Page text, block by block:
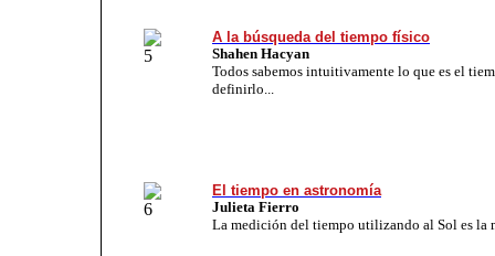
A la búsqueda del tiempo físico
Shahen Hacyan
Todos sabemos intuitivamente lo que es el
definirlo...
El tiempo en astronomía
Julieta Fierro
La medición del tiempo utilizando al Sol es la